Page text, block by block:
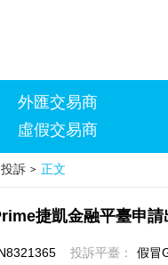
外匯交易商
虛假交易商
投訴 > 正文
捷凱金融平臺申
投訴平臺：